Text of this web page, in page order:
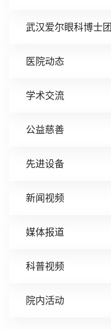
武汉爱尔眼科博士团
医院动态
学术交流
公益慈善
先进设备
新闻视频
媒体报道
科普视频
院内活动